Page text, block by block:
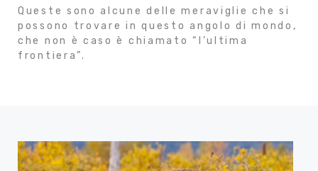
Queste sono alcune delle meraviglie che si
possono trovare in questo angolo di mondo,
che non è caso è chiamato “l’ultima
frontiera”.